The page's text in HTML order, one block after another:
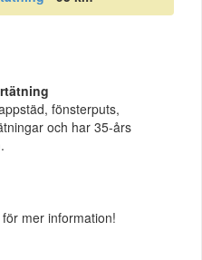
fönsterputs,
och har 35-års
mer information!